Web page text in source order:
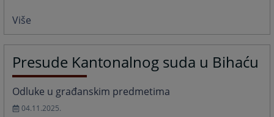
Više
Presude Kantonalnog suda u Bihaću
Odluke u građanskim predmetima
04.11.2025.